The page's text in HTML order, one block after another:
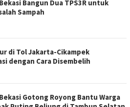
Bangun Dua TPS3R untuk
Sampah
di Tol Jakarta-Cikampek
dengan Cara Disembelih
Gotong Royong Bantu Warga